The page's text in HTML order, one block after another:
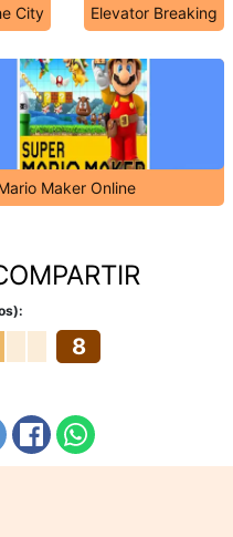
City Elevator Breaking
Maker Online
8